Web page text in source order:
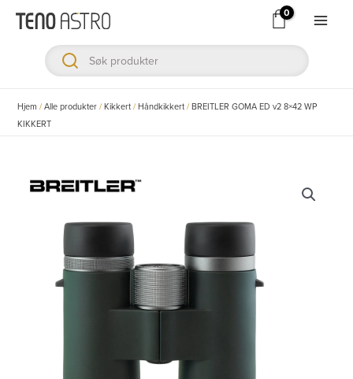
Hopp
innholdet
Hjem /Alle produkter /Kikkert /Håndkikkert /BREITLER GOMA ED v2 8×42 WP
KIKKERT